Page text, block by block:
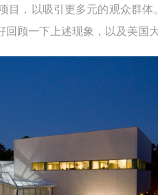
目，以吸引更多元的观众群
顾一下上述现象，以及美国